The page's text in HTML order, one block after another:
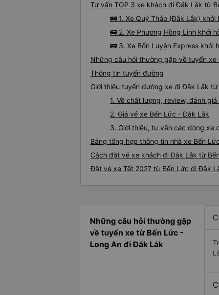
Tư vấn TOP 3 xe khách đi Đắk Lắk từ
🚌 1. Xe Quý Thảo (Đắk Lắk) khởi
🚌 2. Xe Phương Hồng Linh khởi
🚌 3. Xe Bốn Luyện Express khởi
Những câu hỏi thường gặp về tuyến
Thông tin tuyến đường
Giới thiệu tuyến đường xe đi Đắk Lắk từ
1. Về chất lượng, review, đánh
2. Giá vé xe Bến Lức - Đắk Lắk
3. Giới thiệu, tư vấn các dòng xe
Bảng tổng hợp thông tin nhà xe Bến
Cách đặt vé xe khách đi Đắk Lắk từ
Đặt vé xe Tết 2027 từ Bến Lức đi Đắk
Những câu hỏi thường gặp
về tuyến xe từ Bến Lức -
Long An đi Đắk Lắk